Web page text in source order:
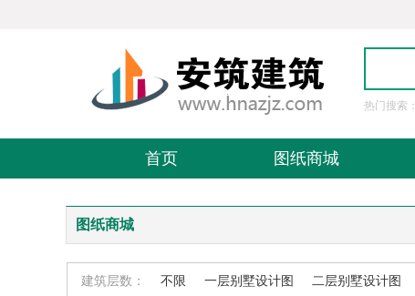
热门搜索：
首页 图纸商城
图纸商城
建筑层数： 不限 一层别墅设计图 二层别墅设计图